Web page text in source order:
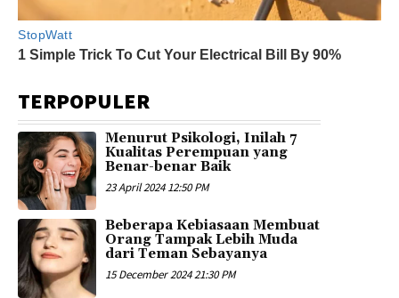
TERPOPULER
Menurut Psikologi, Inilah 7
Kualitas Perempuan yang
Benar-benar Baik
23 April 2024 12:50 PM
Beberapa Kebiasaan Membuat
Orang Tampak Lebih Muda
dari Teman Sebayanya
15 December 2024 21:30 PM